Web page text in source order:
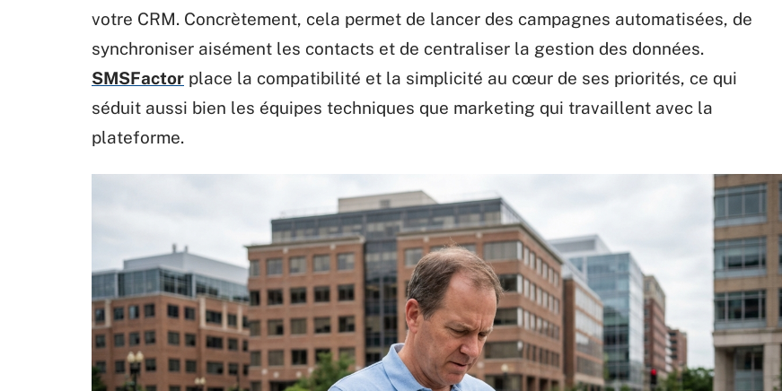
votre CRM. Concrètement, cela permet de lancer des campagnes automatisées, de
synchroniser aisément les contacts et de centraliser la gestion des données.
SMSFactor place la compatibilité et la simplicité au cœur de ses priorités, ce qui
séduit aussi bien les équipes techniques que marketing qui travaillent avec la
plateforme.